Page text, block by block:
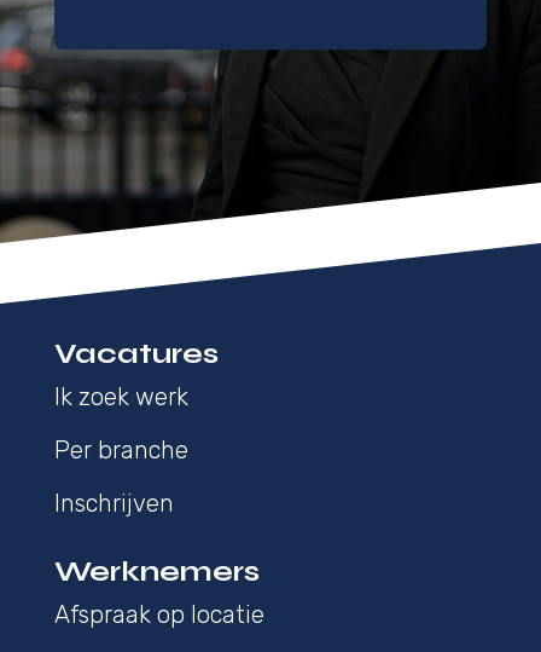
Vacatures
Ik zoek werk
Per branche
Inschrijven
Werknemers
Afspraak op locatie